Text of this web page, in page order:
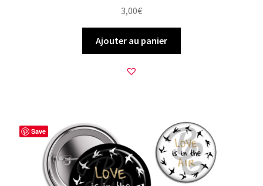
3,00€
Ajouter au panier
Save